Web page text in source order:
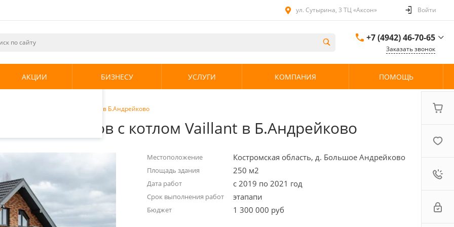
и
использования.
.
ул. Сутырина, 3 ТЦ «Аксон» Войти
+7 (4942) 46-70-65
ул. Сутырина, 3 ТЦ
Заказать звонок
АКЦИИ БИЗНЕСУ УСЛУГИ КОМПАНИЯ ПОМОЩЬ
теплых полов с котлом Vaillant в Б.Андрейково
теплых полов с котлом Vaillant в Б.Андрейково
Местоположение
Площадь здания
Дата работ
Срок выполнения работ
Бюджет
Костромская область, д. Большое Андрейково
250 м2
с 2019 по 2021 год
этапапи
1 300 000 руб